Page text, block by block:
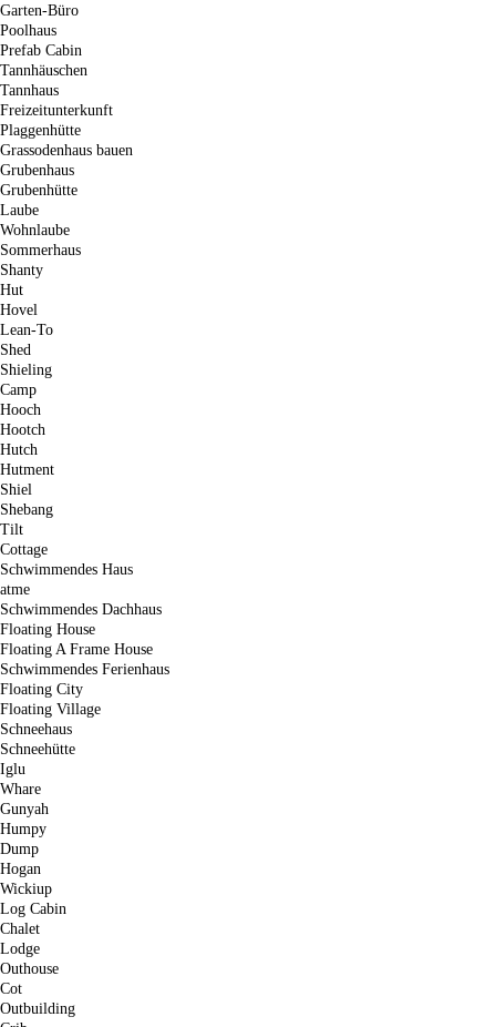
Garten-Büro
Poolhaus
Prefab Cabin
Tannhäuschen
Tannhaus
Freizeitunterkunft
Plaggenhütte
Grassodenhaus bauen
Grubenhaus
Grubenhütte
Laube
Wohnlaube
Sommerhaus
Shanty
Hut
Hovel
Lean-To
Shed
Shieling
Camp
Hooch
Hootch
Hutch
Hutment
Shiel
Shebang
Tilt
Cottage
Schwimmendes Haus
atme
Schwimmendes Dachhaus
Floating House
Floating A Frame House
Schwimmendes Ferienhaus
Floating City
Floating Village
Schneehaus
Schneehütte
Iglu
Whare
Gunyah
Humpy
Dump
Hogan
Wickiup
Log Cabin
Chalet
Lodge
Outhouse
Cot
Outbuilding